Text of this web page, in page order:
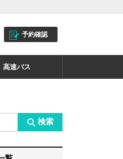
予約確認
高速バス
検索